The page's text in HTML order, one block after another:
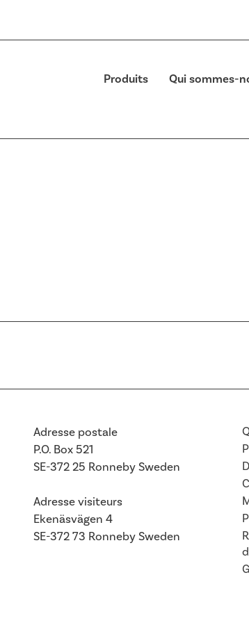
Produits Qui sommes-
Adresse postale
P.O. Box 521
SE-372 25 RonnebySweden
Adresse visiteurs
Ekenäsvägen 4
SE-372 73 Ronneby Sweden